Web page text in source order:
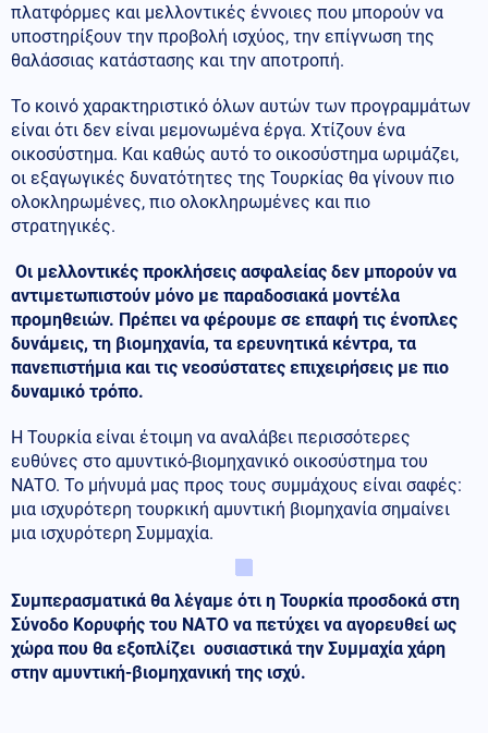
πλατφόρμες και μελλοντικές έννοιες που μπορούν να
υποστηρίξουν την προβολή ισχύος, την επίγνωση της
θαλάσσιας κατάστασης και την αποτροπή.
Το κοινό χαρακτηριστικό όλων αυτών των προγραμμάτων
είναι ότι δεν είναι μεμονωμένα έργα. Χτίζουν ένα
οικοσύστημα. Και καθώς αυτό το οικοσύστημα ωριμάζει,
οι εξαγωγικές δυνατότητες της Τουρκίας θα γίνουν πιο
ολοκληρωμένες, πιο ολοκληρωμένες και πιο
στρατηγικές.
Οι μελλοντικές προκλήσεις ασφαλείας δεν μπορούν να
αντιμετωπιστούν μόνο με παραδοσιακά μοντέλα
προμηθειών. Πρέπει να φέρουμε σε επαφή τις ένοπλες
δυνάμεις, τη βιομηχανία, τα ερευνητικά κέντρα, τα
πανεπιστήμια και τις νεοσύστατες επιχειρήσεις με πιο
δυναμικό τρόπο.
Η Τουρκία είναι έτοιμη να αναλάβει περισσότερες
ευθύνες στο αμυντικό-βιομηχανικό οικοσύστημα του
ΝΑΤΟ. Το μήνυμά μας προς τους συμμάχους είναι σαφές:
μια ισχυρότερη τουρκική αμυντική βιομηχανία σημαίνει
μια ισχυρότερη Συμμαχία.
Συμπερασματικά θα λέγαμε ότι η Τουρκία προσδοκά στη
Σύνοδο Κορυφής του ΝΑΤΟ να πετύχει να αγορευθεί ως
χώρα που θα εξοπλίζει ουσιαστικά την Συμμαχία χάρη
στην αμυντική-βιομηχανική της ισχύ.